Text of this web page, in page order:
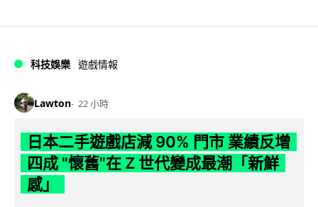
科技娛樂 遊戲情報
Lawton 22 小時
日本二手遊戲店減 90% 門市 業績反增
四成 "懷舊"在 Z 世代變成最潮「新鮮
感」